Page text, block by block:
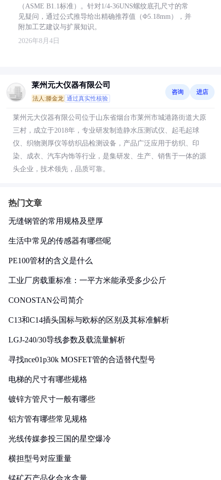
（ASME B1.1标准）。针对1/4-36UNS螺纹底孔尺寸的常
见疑问，通过公式推导给出精确推荐值（Φ5.18mm），并
附加工艺建议与扩展知识。
2026年8月4日
莱州元大仪器有限公司
法人:滕金龙 通过真实性核验
咨询 进店
莱州元大仪器有限公司位于山东省烟台市莱州市城港路街道大原
三村，成立于2018年，专业研发制造静水压测试仪、起毛起球
仪、织物测厚仪等纺织品检测设备，产品广泛应用于纺织、印
染、成衣、汽车内饰等行业，是集研发、生产、销售于一体的源
头企业，技术领先，品质可靠。
热门文章
无缝钢管的常用规格及壁厚
生活中常见的传感器有哪些呢
PE100管材的含义是什么
工业厂房载重标准：一平方米能承受多少公斤
CONOSTAN公司简介
C13和C14插头国标与欧标的区别及其标准解析
LGJ-240/30导线参数及载流量解析
寻找nce01p30k MOSFET管的合适替代型号
电梯的尺寸有哪些规格
镀锌方管尺寸一般有哪些
铝方管有哪些常见规格
光线传媒参投三国的星空爆冷
横担型号对应重量
锰矿石产品化合水含量